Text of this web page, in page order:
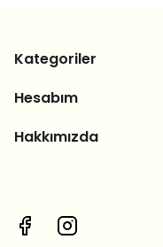
Kategoriler
Hesabım
Hakkımızda